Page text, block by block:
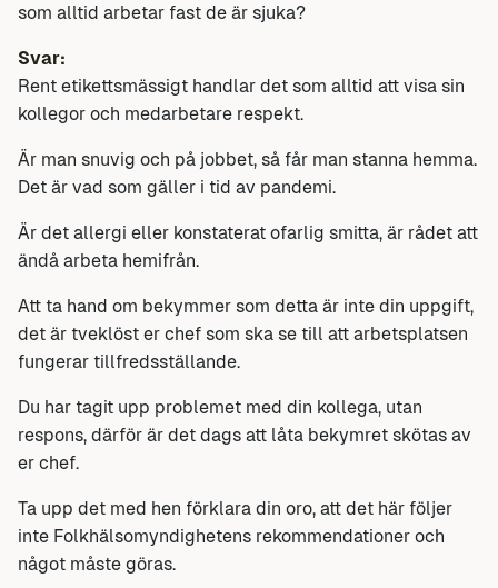
som alltid arbetar fast de är sjuka?
Svar:
Rent etikettsmässigt handlar det som alltid att visa sin
kollegor och medarbetare respekt.
Är man snuvig och på jobbet, så får man stanna hemma.
Det är vad som gäller i tid av pandemi.
Är det allergi eller konstaterat ofarlig smitta, är rådet att
ändå arbeta hemifrån.
Att ta hand om bekymmer som detta är inte din uppgift,
det är tveklöst er chef som ska se till att arbetsplatsen
fungerar tillfredsställande.
Du har tagit upp problemet med din kollega, utan
respons, därför är det dags att låta bekymret skötas av
er chef.
Ta upp det med hen förklara din oro, att det här följer
inte Folkhälsomyndighetens rekommendationer och
något måste göras.